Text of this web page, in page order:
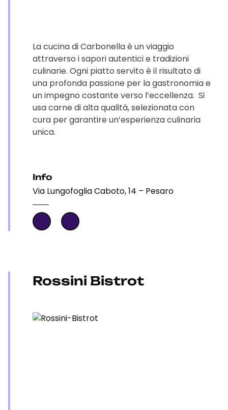
La cucina di Carbonella è un viaggio
attraverso i sapori autentici e tradizioni
culinarie. Ogni piatto servito è il risultato di
una profonda passione per la gastronomia e
un impegno costante verso l’eccellenza. Si
usa carne di alta qualità, selezionata con
cura per garantire un’esperienza culinaria
unica.
Info
Via Lungofoglia Caboto, 14 – Pesaro
Rossini Bistrot